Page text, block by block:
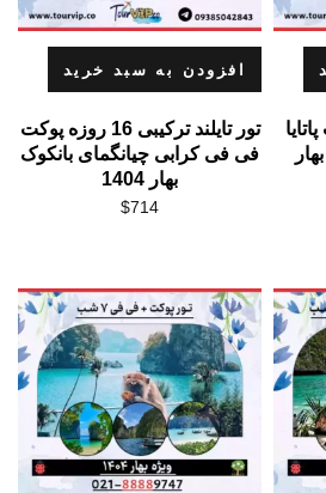
پاتایا
افزودن به سبد خرید
تور تایلند ترکیبی 16 روزه پوکت
فی فی کرابی چیانگمای بانکوک
بهار 1404
$714